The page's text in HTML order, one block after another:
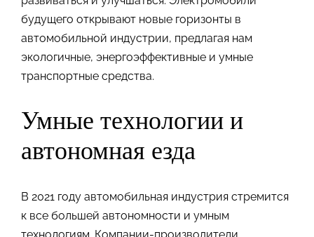
будущего открывают новые горизонты в
автомобильной индустрии, предлагая нам
экологичные, энергоэффективные и умные
транспортные средства.
Умные технологии и
автономная езда
В 2021 году автомобильная индустрия стремится
к все большей автономности и умным